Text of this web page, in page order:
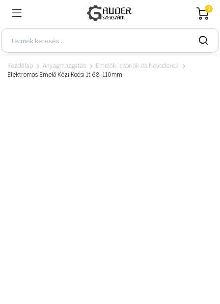
0
Kezdőlap Anyagmozgatás
Emelők, csörlők és hevederek
Elektromos Emelő Kézi Kocsi 1t 68-110mm